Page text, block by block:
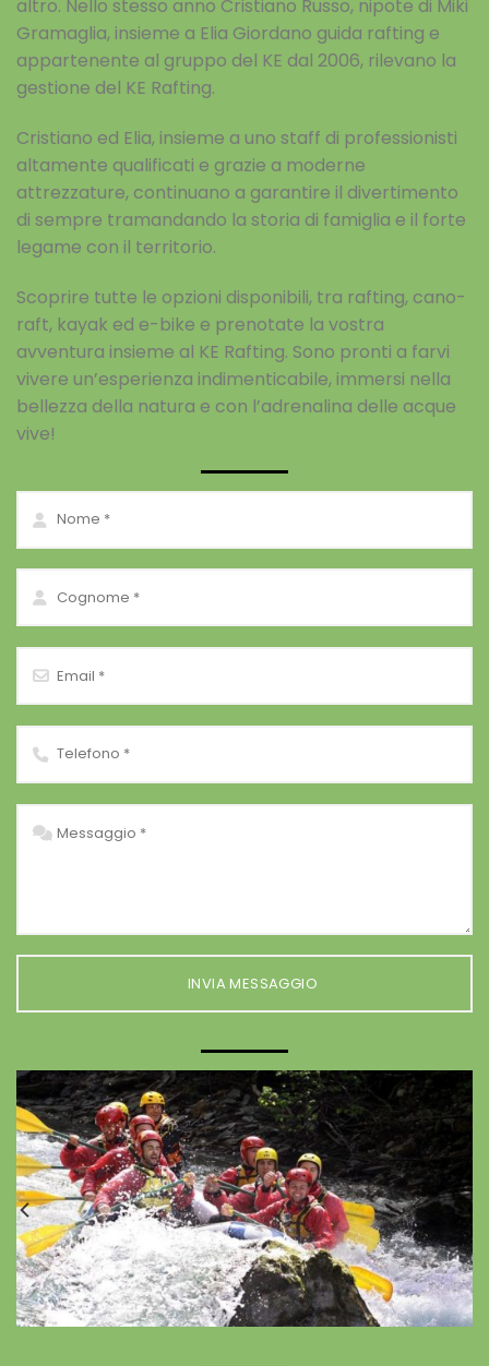
altro. Nello stesso anno Cristiano Russo, nipote di Miki
Gramaglia, insieme a Elia Giordano guida rafting e
appartenente al gruppo del KE dal 2006, rilevano la
gestione del KE Rafting.
Cristiano ed Elia, insieme a uno staff di professionisti
altamente qualificati e grazie a moderne
attrezzature, continuano a garantire il divertimento
di sempre tramandando la storia di famiglia e il forte
legame con il territorio.
Scoprire tutte le opzioni disponibili, tra rafting, cano-
raft, kayak ed e-bike e prenotate la vostra
avventura insieme al KE Rafting. Sono pronti a farvi
vivere un’esperienza indimenticabile, immersi nella
bellezza della natura e con l’adrenalina delle acque
vive!